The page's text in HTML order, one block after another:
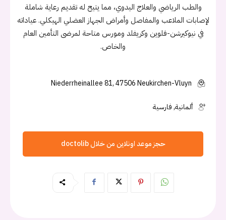
والطب الرياضي والعلاج اليدوي، مما يتيح له تقديم رعاية شاملة
لإصابات الملاعب والمفاصل وأمراض الجهاز العضلي الهيكلي. عياداته
في نيوكيرشن-فلوين وكريفلد ومورس متاحة لمرضى التأمين العام
والخاص.
Niederrheinallee 81, 47506 Neukirchen-Vluyn
ألمانية, فارسية
حجز موعد اونلاين من خلال doctolib